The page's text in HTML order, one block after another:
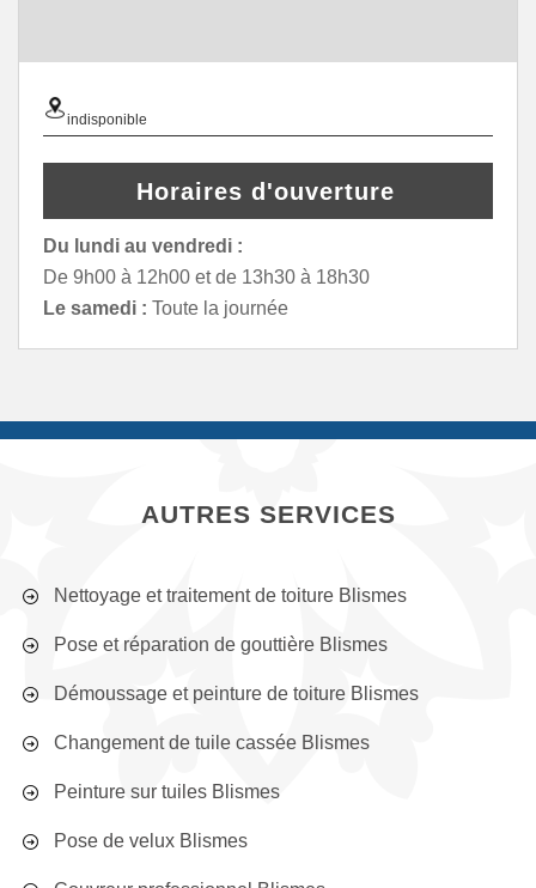
indisponible
Horaires d'ouverture
Du lundi au vendredi :
De 9h00 à 12h00 et de 13h30 à 18h30
Le samedi : Toute la journée
AUTRES SERVICES
Nettoyage et traitement de toiture Blismes
Pose et réparation de gouttière Blismes
Démoussage et peinture de toiture Blismes
Changement de tuile cassée Blismes
Peinture sur tuiles Blismes
Pose de velux Blismes